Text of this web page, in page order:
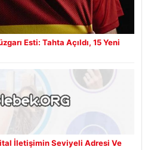
Esti: Tahta Açıldı, 15 Yeni
İletişimin Seviyeli Adresi Ve